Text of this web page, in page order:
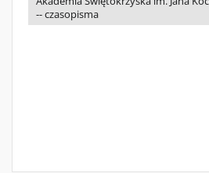
-- czasopisma